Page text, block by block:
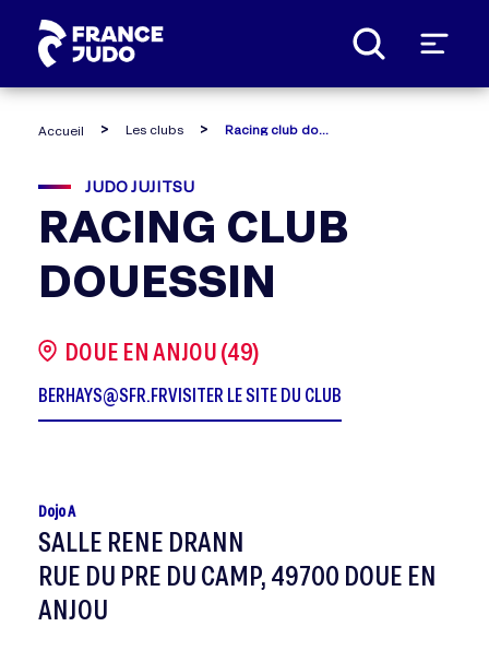
Accueil Les clubs
JUDO JUJITSU
RACING CLUB
DOUESSIN
DOUE EN ANJOU (49)
BERHAYS@SFR.FRVISITER LE SITE DU CLUB
Dojo A
SALLE RENE DRANN
RUE DU PRE DU CAMP, 49700 DOUE EN
ANJOU